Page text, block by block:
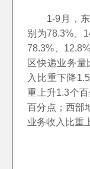
1-9月，东
别为78.3%、
78.3%、
区快递业务量
入比重下降
重上升1.3个
百分点；西部
业务收入比重